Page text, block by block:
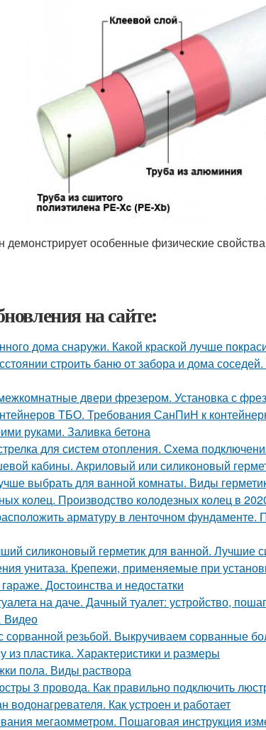
особенные физические
на сайте:
дома снаружи. Какой краской лучше
строить баню от забора и дома
двери фрезером. Установка с
ТБО. Требования СанПиН к
руками. Заливка бетона
для систем отопления. Схема
кабины. Акриловый или силиконовый
выбрать для ванной комнаты. Виды
колец. Производство колодезных колец в
арматуру в ленточном фундаменте.
силиконовый герметик для ванной. Лучшие
унитаза. Крепежи, применяемые при
Достоинства и недостатки
на даче. Дачный туалет: устройство,
Видео
сорванной резьбой. Выкручиваем сорванные
из пластика. Характеристики и размеры
пола. Виды раствора
3 провода. Как правильно подключить
водонагревателя. Как устроен и работает
мегаомметром. Пошаговая инструкция